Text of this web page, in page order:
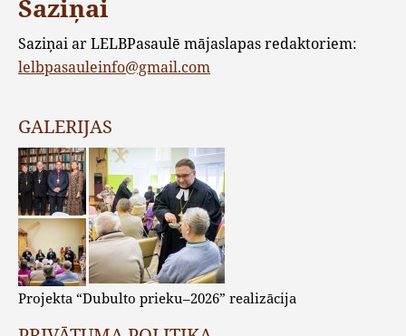
Saziņai
Saziņai ar LELBPasaulē mājaslapas redaktoriem:
lelbpasauleinfo@gmail.com
GALERIJAS
Projekta “Dubulto prieku–2026” realizācija